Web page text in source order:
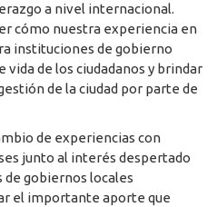
a nivel internacional.
cómo nuestra experiencia en
instituciones de gobierno
de los ciudadanos y brindar
de la ciudad por parte de
de experiencias con
junto al interés despertado
gobiernos locales
el importante aporte que